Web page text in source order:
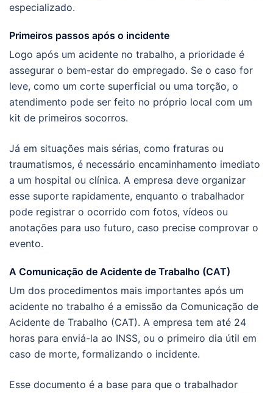
especializado.
Primeiros passos após o incidente
Logo após um acidente no trabalho, a prioridade é
assegurar o bem-estar do empregado. Se o caso for
leve, como um corte superficial ou uma torção, o
atendimento pode ser feito no próprio local com um
kit de primeiros socorros.
Já em situações mais sérias, como fraturas ou
traumatismos, é necessário encaminhamento imediato
a um hospital ou clínica. A empresa deve organizar
esse suporte rapidamente, enquanto o trabalhador
pode registrar o ocorrido com fotos, vídeos ou
anotações para uso futuro, caso precise comprovar o
evento.
A Comunicação de Acidente de Trabalho (CAT)
Um dos procedimentos mais importantes após um
acidente no trabalho é a emissão da Comunicação de
Acidente de Trabalho (CAT). A empresa tem até 24
horas para enviá-la ao INSS, ou o primeiro dia útil em
caso de morte, formalizando o incidente.
Esse documento é a base para que o trabalhador